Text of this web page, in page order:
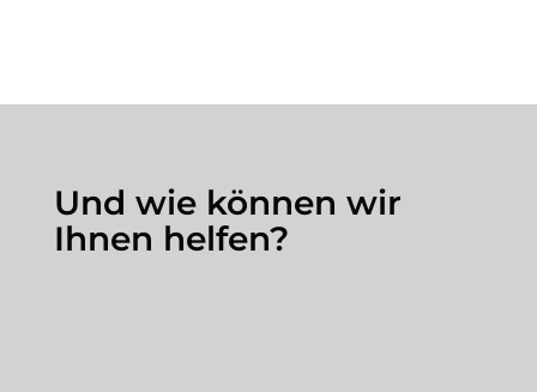
Und wie können wir
Ihnen helfen?